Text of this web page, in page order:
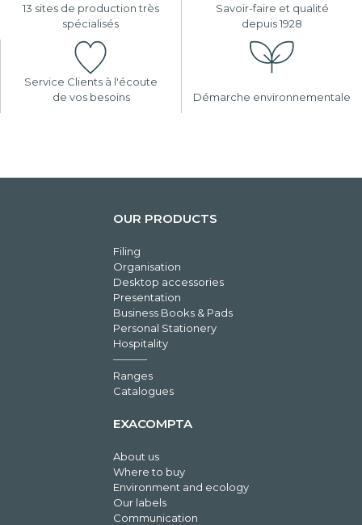
13 sites de production très
spécialisés
Savoir-faire et qualité
depuis 1928
Service Clients à l'écoute
de vos besoins
Démarche environnementale
OUR PRODUCTS
Filing
Organisation
Desktop accessories
Presentation
Business Books & Pads
Personal Stationery
Hospitality
Ranges
Catalogues
EXACOMPTA
About us
Where to buy
Environment and ecology
Our labels
Communication